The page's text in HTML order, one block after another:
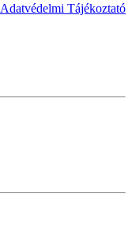
Adatvédelmi Tájékoztató